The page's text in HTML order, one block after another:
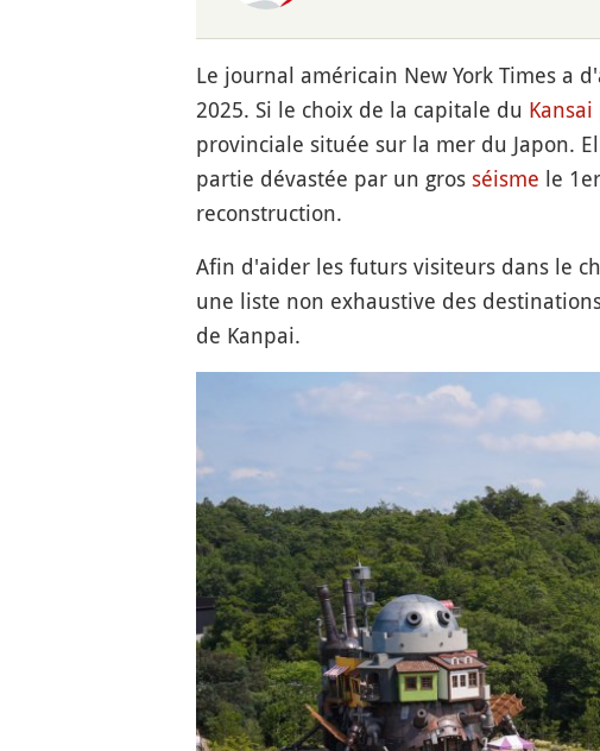
Le journal américain New York Times a
2025. Si le choix de la capitale du Kansai
provinciale située sur la mer du Japon.
partie dévastée par un gros séisme le 1er
reconstruction.
Afin d'aider les futurs visiteurs dans le
une liste non exhaustive des
de Kanpai.